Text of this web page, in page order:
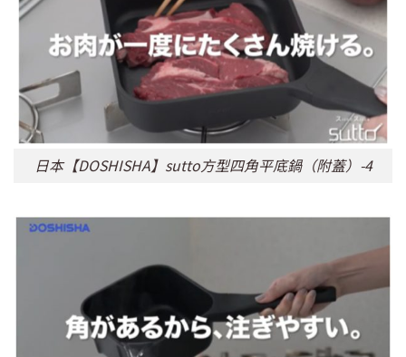
日本【DOSHISHA】sutto方型四角平底鍋（附蓋）-4